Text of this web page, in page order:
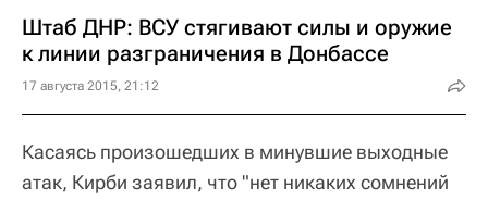
Штаб ДНР: ВСУ стягивают силы и оружие
к линии разграничения в Донбассе
17 августа 2015, 21:12
Касаясь произошедших в минувшие выходные
атак, Кирби заявил, что "нет никаких сомнений